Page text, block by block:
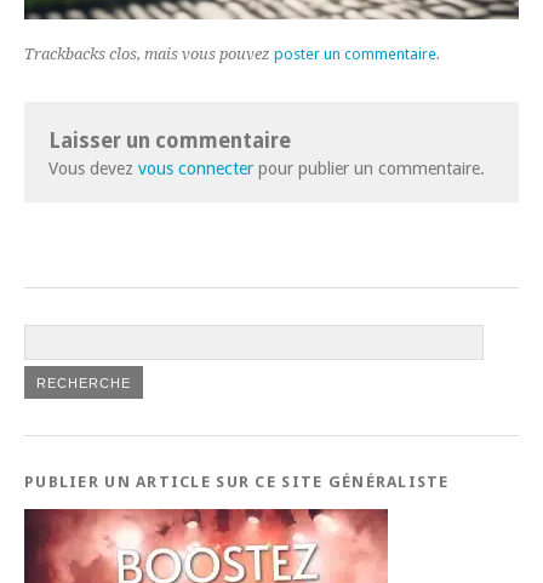
Trackbacks clos, mais vous pouvez poster un commentaire.
Laisser un commentaire
Vous devez vous connecter pour publier un commentaire.
PUBLIER UN ARTICLE SUR CE SITE GÉNÉRALISTE